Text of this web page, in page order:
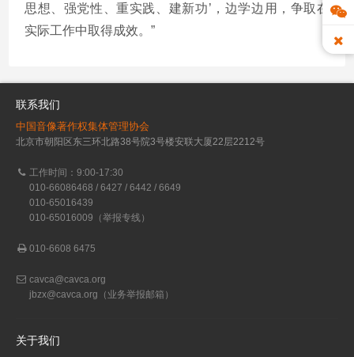
思想、强党性、重实践、建新功’，边学边用，争取在
实际工作中取得成效。”
联系我们
中国音像著作权集体管理协会
北京市朝阳区东三环北路38号院3号楼安联大厦22层2212号
工作时间：9:00-17:30
010-66086468 / 6427 / 6442 / 6649
010-65016439
010-65016009（举报专线）
010-6608 6475
cavca@cavca.org
jbzx@cavca.org （业务举报邮箱）
关于我们